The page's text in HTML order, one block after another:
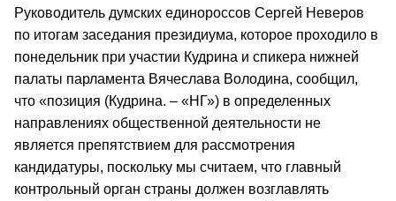
Руководитель думских единороссов Сергей Неверов
по итогам заседания президиума, которое проходило в
понедельник при участии Кудрина и спикера нижней
палаты парламента Вячеслава Володина, сообщил,
что «позиция (Кудрина. – «НГ») в определенных
направлениях общественной деятельности не
является препятствием для рассмотрения
кандидатуры, поскольку мы считаем, что главный
контрольный орган страны должен возглавлять